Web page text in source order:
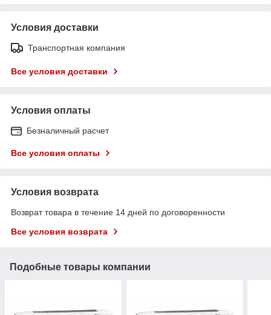
Условия доставки
Транспортная компания
Все условия доставки
Условия оплаты
Безналичный расчет
Все условия оплаты
Условия возврата
Возврат товара в течение 14 дней по договоренности
Все условия возврата
Подобные товары компании